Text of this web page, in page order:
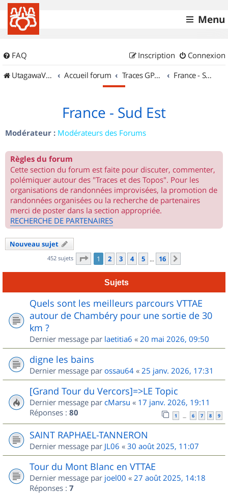
Menu
FAQ Connexion
Inscription
UtagawaVTT (Randos VTT et VTTAE avec traces GPS)
Accueil forum Traces GPS de randos VTT France - Sud Est
France - Sud Est
Modérateur : Modérateurs des Forums
Règles du forum
Cette section du forum est faite pour discuter, commenter,
polémiquer autour des "Traces et des Topos". Pour les
organisations de randonnées improvisées, la promotion de
randonnées organisées ou la recherche de partenaires
merci de poster dans la section appropriée.
RECHERCHE DE PARTENAIRES
Nouveau sujet
452 sujets Page 1sur
1 2 3 4 5 … 16
Sujets
Quels sont les meilleurs parcours VTTAE
autour de Chambéry pour une sortie de 30
km ?
Dernier message par laetitia6 « 20 mai 2026, 09:50
digne les bains
Dernier message par ossau64 « 25 janv. 2026, 17:31
[Grand Tour du Vercors]=>LE Topic
Dernier message par cMarsu « 17 janv. 2026, 19:11
Réponses : 80 1 … 6 7 8 9
SAINT RAPHAEL-TANNERON
Dernier message par JL06 « 30 août 2025, 11:07
Tour du Mont Blanc en VTTAE
Dernier message par joel00 « 27 août 2025, 14:18
Réponses : 7